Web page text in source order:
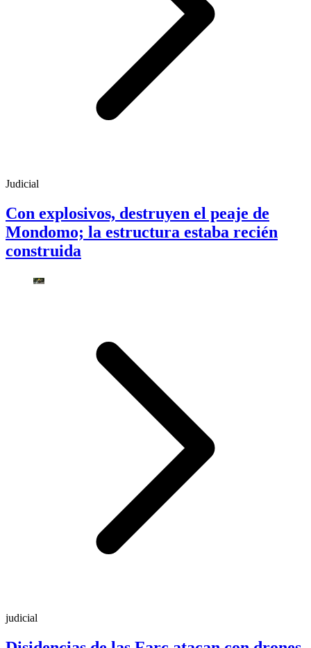
Judicial
Con explosivos, destruyen el peaje de
Mondomo; la estructura estaba recién
construida
judicial